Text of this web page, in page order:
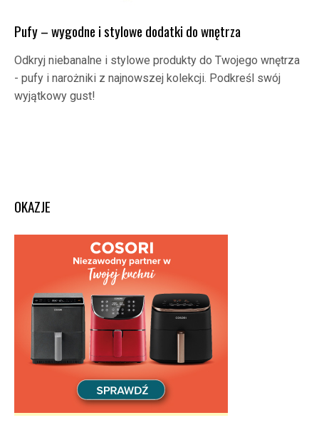
Pufy – wygodne i stylowe dodatki do wnętrza
Odkryj niebanalne i stylowe produkty do Twojego wnętrza
- pufy i narożniki z najnowszej kolekcji. Podkreśl swój
wyjątkowy gust!
OKAZJE